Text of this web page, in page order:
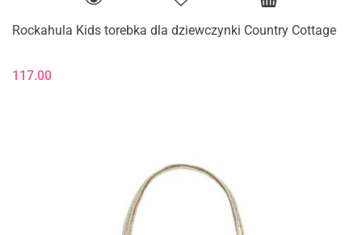
Rockahula Kids torebka dla dziewczynki Country Cottage
117.00